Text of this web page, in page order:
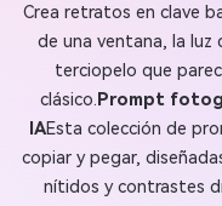
Crea retratos en clave
de una ventana, la luz
terciopelo que
clásico. Prompt
IAEsta colección de
copiar y pegar,
nítidos y contrastes